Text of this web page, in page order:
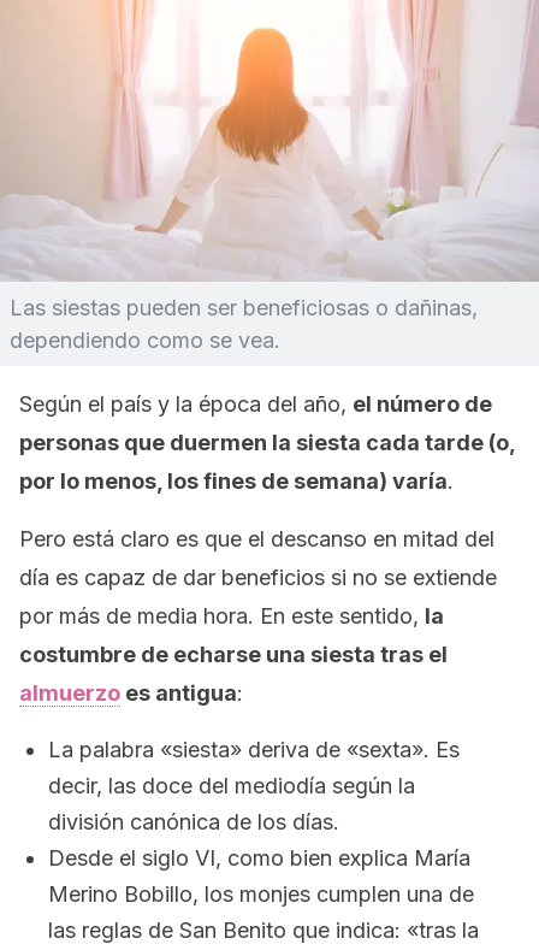
Las siestas pueden ser beneficiosas o dañinas,
dependiendo como se vea.
Según el país y la época del año, el número de
personas que duermen la siesta cada tarde (o,
por lo menos, los fines de semana) varía.
Pero está claro es que el descanso en mitad del
día es capaz de dar beneficios si no se extiende
por más de media hora. En este sentido, la
costumbre de echarse una siesta tras el
almuerzo es antigua:
La palabra «siesta» deriva de «sexta». Es
decir, las doce del mediodía según la
división canónica de los días.
Desde el siglo VI, como bien explica María
Merino Bobillo, los monjes cumplen una de
las reglas de San Benito que indica: «tras la